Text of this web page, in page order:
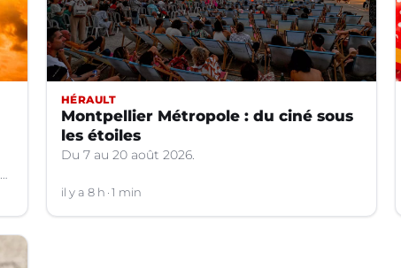
HÉRAULT
Montpellier Métropole : du ciné sous
les étoiles
Du 7 au 20 août 2026.
il y a 8 h 1 min